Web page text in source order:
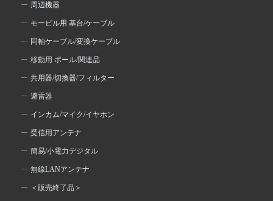
周辺機器
モービル用 基台/ケーブル
同軸ケーブル/変換ケーブル
移動用 ポール/関連品
共用器/切換器/フィルター
避雷器
インカム/マイク/イヤホン
受信用アンテナ
簡易/小電力デジタル
無線LANアンテナ
＜販売終了品＞